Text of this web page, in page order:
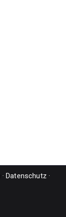
·Datenschutz ·